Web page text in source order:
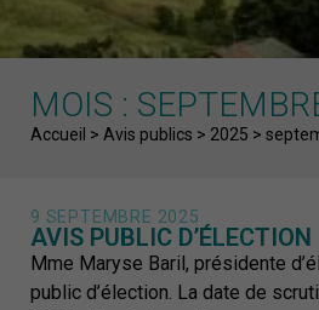
MOIS :
Fil d'Ariane
Accueil > Avis publics > 2025 >
9 SEPTEMBRE 2025
AVIS PUBLIC D’ÉLECTION
Mme Maryse Baril, présidente
public d’élection. La date de